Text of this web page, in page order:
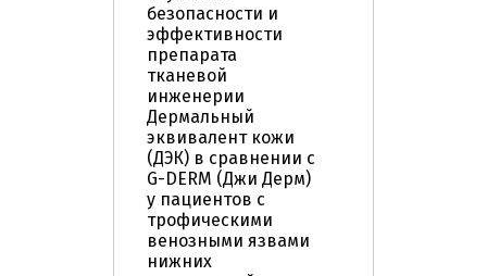
безопасности и
эффективности
препарата
тканевой
инженерии
Дермальный
эквивалент кожи
(ДЭК) в сравнении с
G-DERM (Джи Дерм)
у пациентов с
трофическими
венозными язвами
нижних